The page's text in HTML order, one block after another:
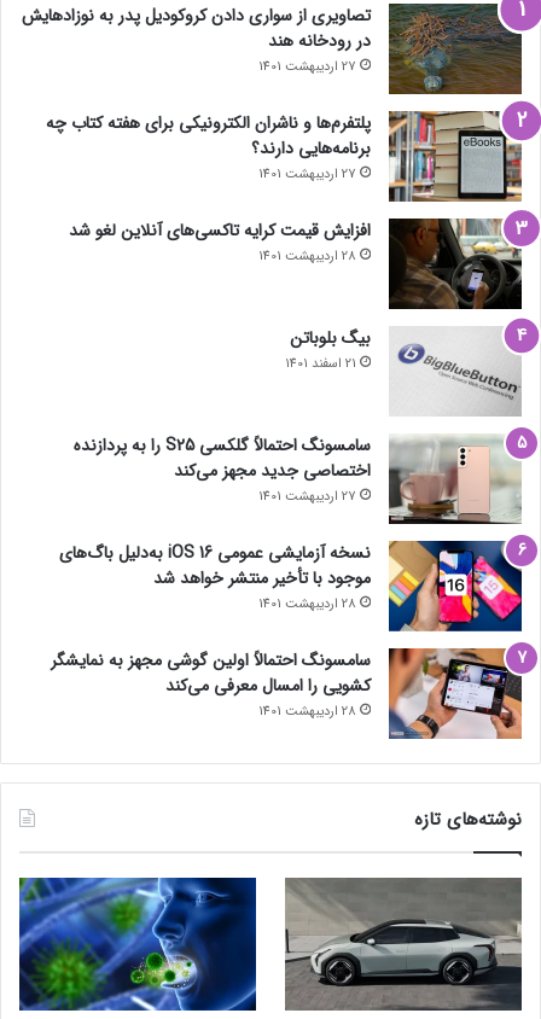
تصاویری از سواری دادن کروکودیل پدر به نوزادهایش
در رودخانه هند
27 اردیبهشت 1401
پلتفرم‌ها و ناشران الکترونیکی برای هفته کتاب چه
برنامه‌هایی دارند؟
27 اردیبهشت 1401
افزایش قیمت کرایه تاکسی‌های آنلاین لغو شد
28 اردیبهشت 1401
بیگ بلوباتن
21 اسفند 1401
سامسونگ احتمالاً گلکسی S25 را به پردازنده
اختصاصی جدید مجهز می‌کند
27 اردیبهشت 1401
نسخه آزمایشی عمومی iOS 16 به‌دلیل باگ‌های
موجود با تأخیر منتشر خواهد شد
28 اردیبهشت 1401
سامسونگ احتمالاً اولین گوشی مجهز به نمایشگر
کشویی را امسال معرفی می‌کند
28 اردیبهشت 1401
نوشته‌های تازه